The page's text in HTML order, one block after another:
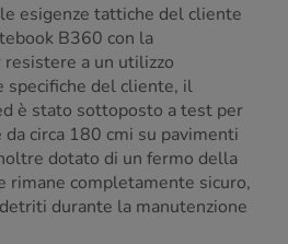
esigenze tattiche del cliente
B360 con la
a un utilizzo
specifiche del cliente, il
è stato sottoposto a test per
circa 180 cmi su pavimenti
dotato di un fermo della
rimane completamente sicuro,
durante la manutenzione